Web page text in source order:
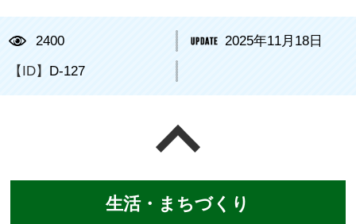
2400 2025年11月18日
【ID】 D-127
生活・まちづくり